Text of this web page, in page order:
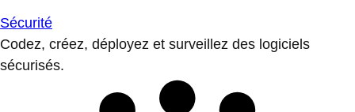
Sécurité
Codez, créez, déployez et surveillez des logiciels
sécurisés.